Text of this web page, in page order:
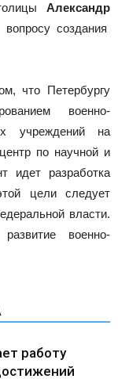
Александр
создания
что Петербургу
военно-
учреждений на
по научной и
идет разработка
цели следует
власти.
военно-
работу